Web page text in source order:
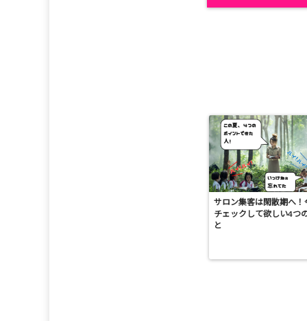
サロン集客は閑散期へ！
チェックして欲しい4つ
と